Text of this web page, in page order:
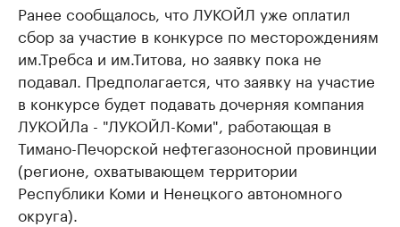
Ранее сообщалось, что ЛУКОЙЛ уже оплатил
сбор за участие в конкурсе по месторождениям
им.Требса и им.Титова, но заявку пока не
подавал. Предполагается, что заявку на участие
в конкурсе будет подавать дочерняя компания
ЛУКОЙЛа - "ЛУКОЙЛ-Коми", работающая в
Тимано-Печорской нефтегазоносной провинции
(регионе, охватывающем территории
Республики Коми и Ненецкого автономного
округа).